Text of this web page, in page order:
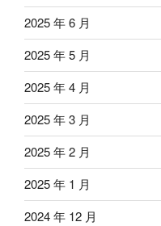
2025 年 6 月
2025 年 5 月
2025 年 4 月
2025 年 3 月
2025 年 2 月
2025 年 1 月
2024 年 12 月